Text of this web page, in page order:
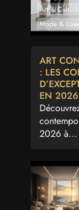
Art & Culture
Mode & Luxe
ART
: LES
EN 2026
2026 à...